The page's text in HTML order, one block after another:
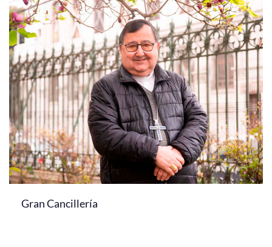
Gran Cancillería